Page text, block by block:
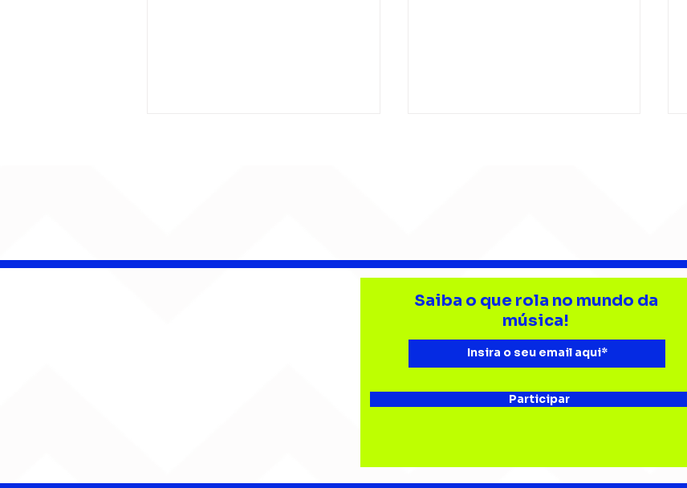
CHAMELEO acerta as
Bebé Pacheco e Ubandu
audiovisual gravado na
Estação Ferroviária de
Bauru
Saiba o que rola no mundo da
música!
Participar